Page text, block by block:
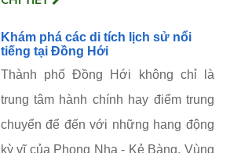
Khám phá các di tích lịch sử nổi
tiếng tại Đồng Hới
Thành phố Đồng Hới không chỉ là
trung tâm hành chính hay điểm trung
chuyển để đến với những hang động
kỳ vĩ của Phong Nha - Kẻ Bàng. Vùng